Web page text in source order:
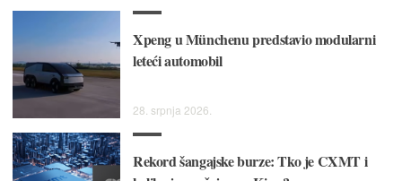
Xpeng u Münchenu predstavio modularni
leteći automobil
28. srpnja 2026.
Rekord šangajske burze: Tko je CXMT i